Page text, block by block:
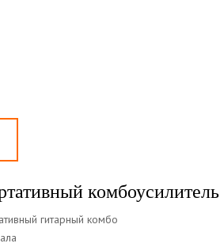
комбоусилитель
гитарный комбо